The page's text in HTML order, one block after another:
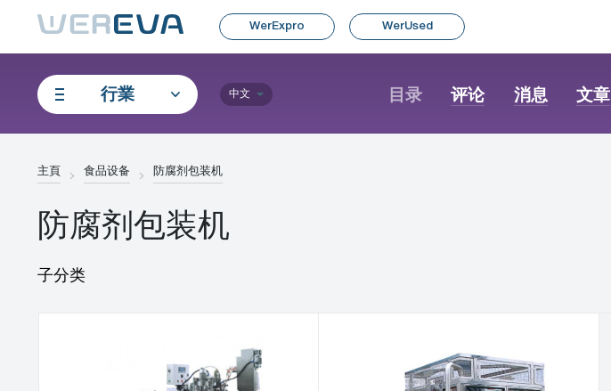
WerExpro WerUsed
行業 中文 目录 评论 消息 文章
主頁 食品设备 防腐剂包装机
防腐剂包装机
子分类